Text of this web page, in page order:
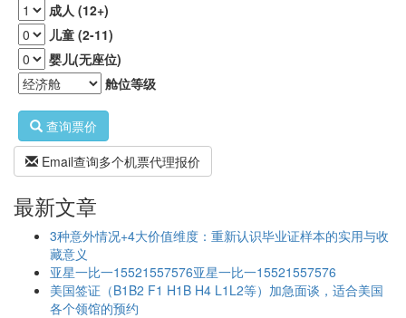
成人 (12+)
儿童 (2-11)
婴儿(无座位)
舱位等级
查询票价
Email查询多个机票代理报价
最新文章
3种意外情况+4大价值维度：重新认识毕业证样本的实用与收
藏意义
亚星一比一15521557576亚星一比一15521557576
美国签证（B1B2 F1 H1B H4 L1L2等）加急面谈，适合美国
各个领馆的预约